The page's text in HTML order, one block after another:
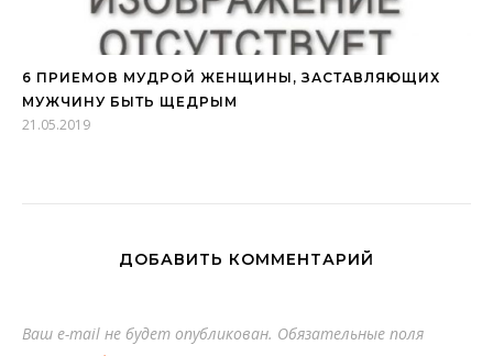
6 ПРИЕМОВ МУДРОЙ ЖЕНЩИНЫ, ЗАСТАВЛЯЮЩИХ
МУЖЧИНУ БЫТЬ ЩЕДРЫМ
21.05.2019
ДОБАВИТЬ КОММЕНТАРИЙ
Ваш e-mail не будет опубликован. Обязательные поля